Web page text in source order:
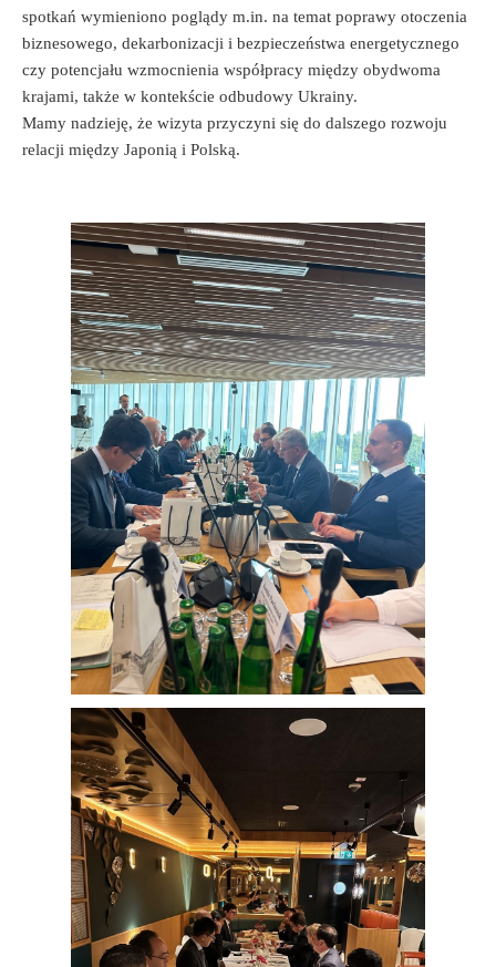
spotkań wymieniono poglądy m.in. na temat poprawy otoczenia
biznesowego, dekarbonizacji i bezpieczeństwa energetycznego
czy potencjału wzmocnienia współpracy między obydwoma
krajami, także w kontekście odbudowy Ukrainy.
Mamy nadzieję, że wizyta przyczyni się do dalszego rozwoju
relacji między Japonią i Polską.